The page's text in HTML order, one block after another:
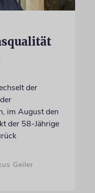
der
im August den
der 58-Jährige
Geiler